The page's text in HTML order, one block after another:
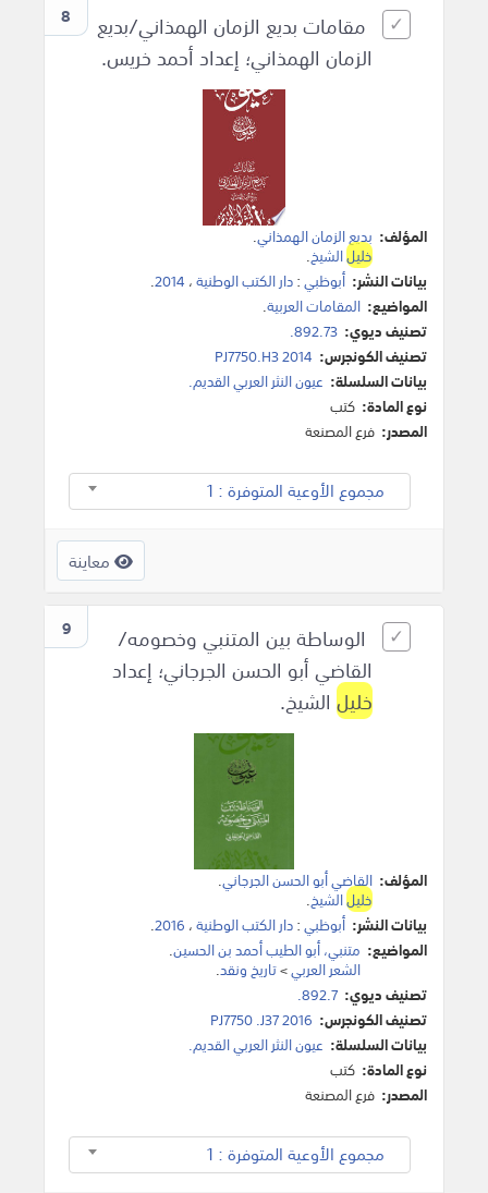
8
مقامات بديع الزمان الهمذاني/بديع
الزمان الهمذاني؛ إعداد أحمد خريس.
المؤلف: بديع الزمان الهمذاني.
خليلالشيخ.
بيانات النشر: أبوظبي:دار الكتب الوطنية، 2014
.
المواضيع: المقامات العربية.
تصنيف ديوي: 892.73.
تصنيف الكونجرس: PJ7750.H3 2014
بيانات السلسلة: عيون النثر العربي القديم.
نوع المادة: كتب
المصدر: فرع المصنعة
مجموع الأوعية المتوفرة : 1
معاينة
9
الوساطة بين المتنبي وخصومه/
القاضي أبو الحسن الجرجاني؛ إعداد
خليل الشيخ.
المؤلف: القاضي أبو الحسن الجرجاني.
خليلالشيخ.
بيانات النشر: أبوظبي:دار الكتب الوطنية، 2016
.
المواضيع: متنبي، أبو الطيب أحمد بن الحسين.
الشعر العربي>تاريخ ونقد.
تصنيف ديوي: 892.7.
تصنيف الكونجرس: PJ7750 .J37 2016
بيانات السلسلة: عيون النثر العربي القديم.
نوع المادة: كتب
المصدر: فرع المصنعة
مجموع الأوعية المتوفرة : 1